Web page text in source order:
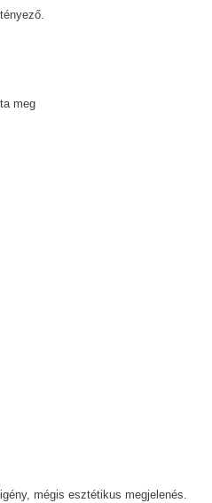
meg
mégis esztétikus megjelenés.